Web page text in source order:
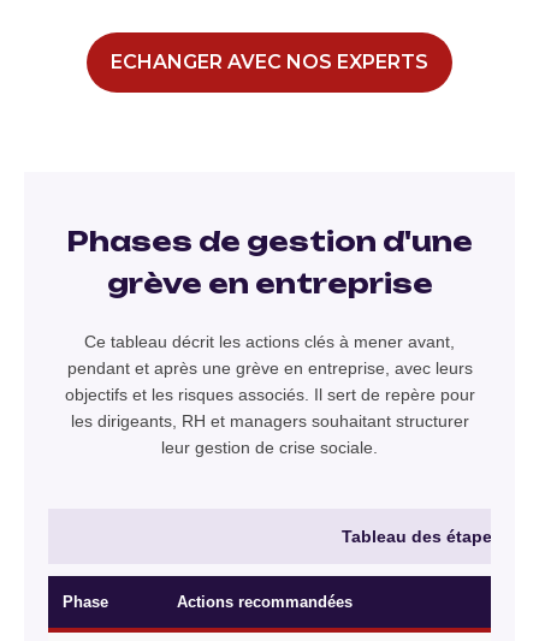
ECHANGER AVEC NOS EXPERTS
Phases de gestion d'une
grève en entreprise
Ce tableau décrit les actions clés à mener avant,
pendant et après une grève en entreprise, avec leurs
objectifs et les risques associés. Il sert de repère pour
les dirigeants, RH et managers souhaitant structurer
leur gestion de crise sociale.
Tableau des étapes
Phase Actions recommandées